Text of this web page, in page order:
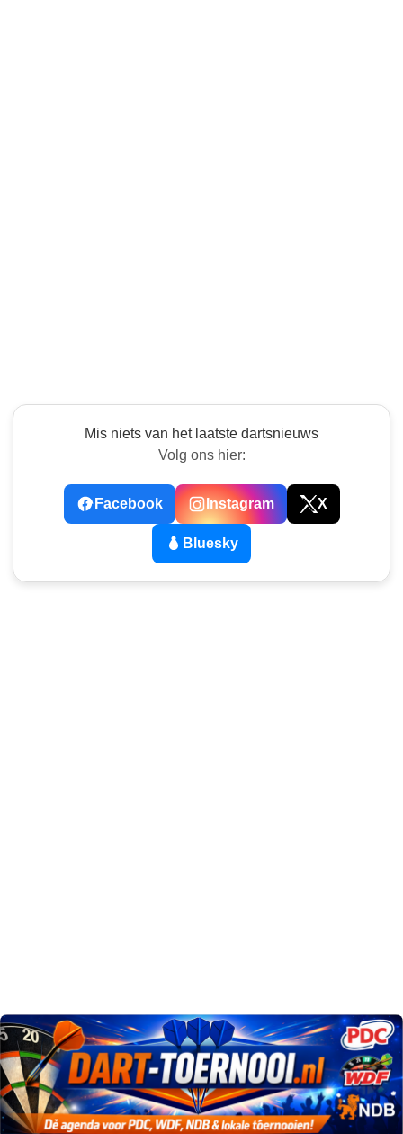
Mis niets van het laatste dartsnieuws
Volg ons hier:
Facebook Instagram X
Bluesky